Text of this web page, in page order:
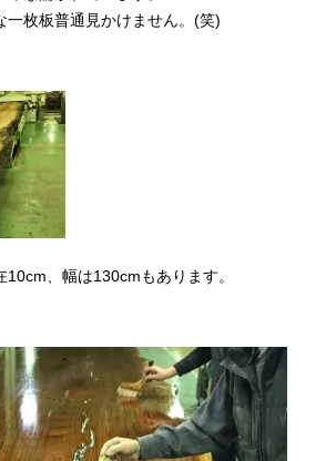
一枚板普通見かけません。(笑)
、幅は130cmもあります。